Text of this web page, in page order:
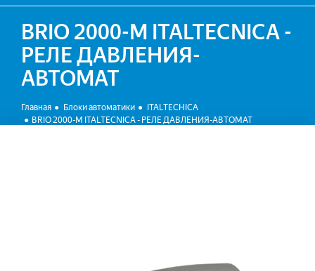
BRIO 2000-M ITALTECNICA -
РЕЛЕ ДАВЛЕНИЯ-
АВТОМАТ
Главная Блоки автоматики
ITALTECHICA
BRIO 2000-M ITALTECNICA - РЕЛЕ ДАВЛЕНИЯ-АВТОМАТ